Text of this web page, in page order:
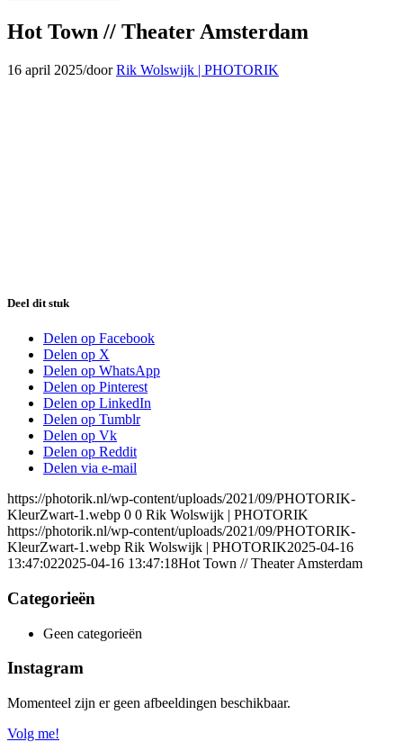
Hot Town // Theater Amsterdam
16 april 2025/doorRik Wolswijk | PHOTORIK
Deel dit stuk
Delen op Facebook
Delen op X
Delen op WhatsApp
Delen op Pinterest
Delen op LinkedIn
Delen op Tumblr
Delen op Vk
Delen op Reddit
Delen via e-mail
https://photorik.nl/wp-content/uploads/2021/09/PHOTORIK-
KleurZwart-1.webp 0 0 Rik Wolswijk | PHOTORIK
https://photorik.nl/wp-content/uploads/2021/09/PHOTORIK-
KleurZwart-1.webp Rik Wolswijk | PHOTORIK2025-04-16
13:47:022025-04-16 13:47:18Hot Town // Theater Amsterdam
Categorieën
Geen categorieën
Instagram
Momenteel zijn er geen afbeeldingen beschikbaar.
Volg me!